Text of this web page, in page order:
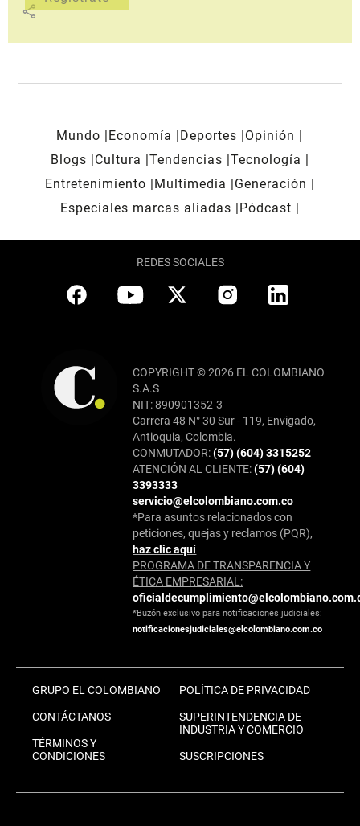
share
Mundo Economía Deportes
Opinión
Blogs
Cultura Tendencias Tecnología
Entretenimiento
Multimedia
Generación
Especiales marcas aliadas
Pódcast
REDES SOCIALES
COPYRIGHT © 2026 EL COLOMBIANO
S.A.S
NIT: 890901352-3
Carrera 48 N° 30 Sur - 119, Envigado,
Antioquia, Colombia.
CONMUTADOR:(57) (604) 3315252
ATENCIÓN AL CLIENTE:(57) (604)
3393333
servicio@elcolombiano.com.co
*Para asuntos relacionados con
peticiones, quejas y reclamos (PQR),
haz clic aquí
PROGRAMA DE TRANSPARENCIA Y
ÉTICA EMPRESARIAL:
*Buzón exclusivo para notificaciones judiciales:
notificacionesjudiciales@elcolombiano.com.co
GRUPO EL COLOMBIANO
CONTÁCTANOS
TÉRMINOS Y
CONDICIONES
POLÍTICA DE PRIVACIDAD
SUPERINTENDENCIA DE
INDUSTRIA Y COMERCIO
SUSCRIPCIONES